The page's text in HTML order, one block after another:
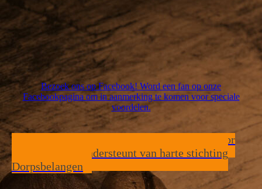
Bezoek ons op Facebook! Word een fan op onze
Facebookpagina om in aanmerking te komen voor speciale
voordelen.
Haan Personeelsdiensten heeft het beste voor
met Pekela en ondersteunt van harte stichting
Dorpsbelangen